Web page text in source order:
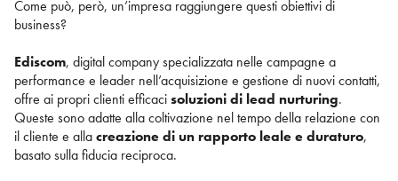
Come può, però, un’impresa raggiungere questi obiettivi di
business?
Ediscom, digital company specializzata nelle campagne a
performance e leader nell’acquisizione e gestione di nuovi contatti,
offre ai propri clienti efficacisoluzioni di lead nurturing.
Queste sono adatte alla coltivazione nel tempo della relazione con
il cliente e allacreazione di un rapporto leale e duraturo,
basato sulla fiducia reciproca.